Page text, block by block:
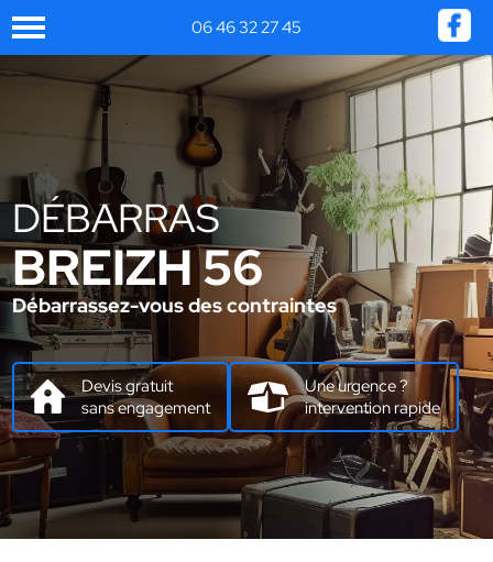
06 46 32 27 45
DÉBARRAS
BREIZH 56
Débarrassez-vous des contraintes
Devis gratuit
sans engagement
Une urgence ?
intervention rapide